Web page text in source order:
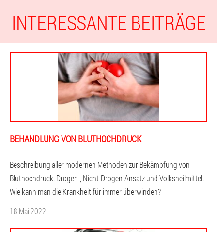
INTERESSANTE BEITRÄGE
BEHANDLUNG VON BLUTHOCHDRUCK
Beschreibung aller modernen Methoden zur Bekämpfung von
Bluthochdruck. Drogen-, Nicht-Drogen-Ansatz und Volksheilmittel.
Wie kann man die Krankheit für immer überwinden?
18 Mai 2022